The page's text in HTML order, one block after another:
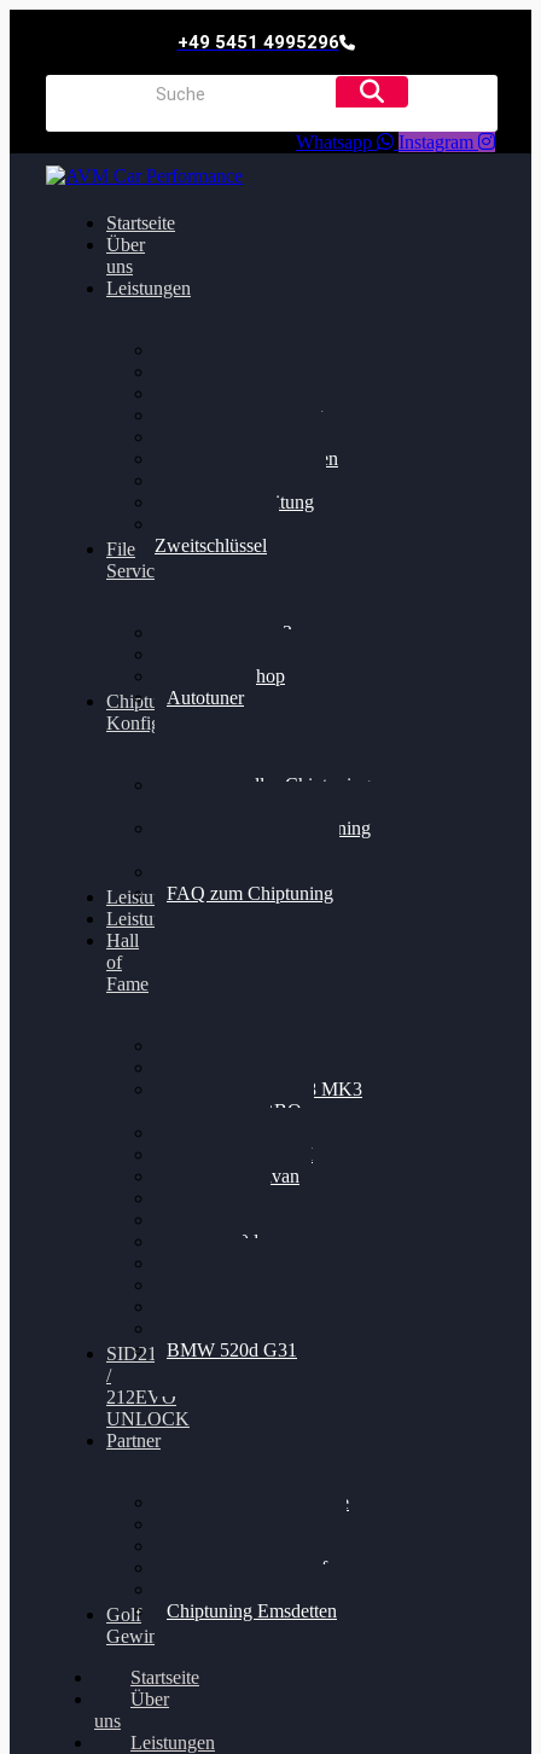
+49 5451 4995296
Whatsapp Instagram
Startseite
Über
uns
Leistungen
Getriebeoptimierung
Bremsscheiben planen
Felgenaufbereitung
Zweitschlüssel
File
Service
Alientech Kess3
Alientech Shop
Autotuner
Chiptuning
Konfigurator
Professionelles Chiptuning
Professionelles Chiptuning
FAQ zum Chiptuning
Leistungsmessung
Leistungsprüfstand
Hall
of
Fame
Nissan GT-R35 3.8 MK3
V6 TWINTURBO
VW Passat 2.0TDI
VW T6 Multivan
BMW 120d
BMW 520d G31
SID212
/
212EVO
UNLOCK
Partner
Bilgenroth Performance
Chiptuning Schüttorf
Chiptuning Emsdetten
Golf
Gewinnspiel
Startseite
Über
uns
Leistungen